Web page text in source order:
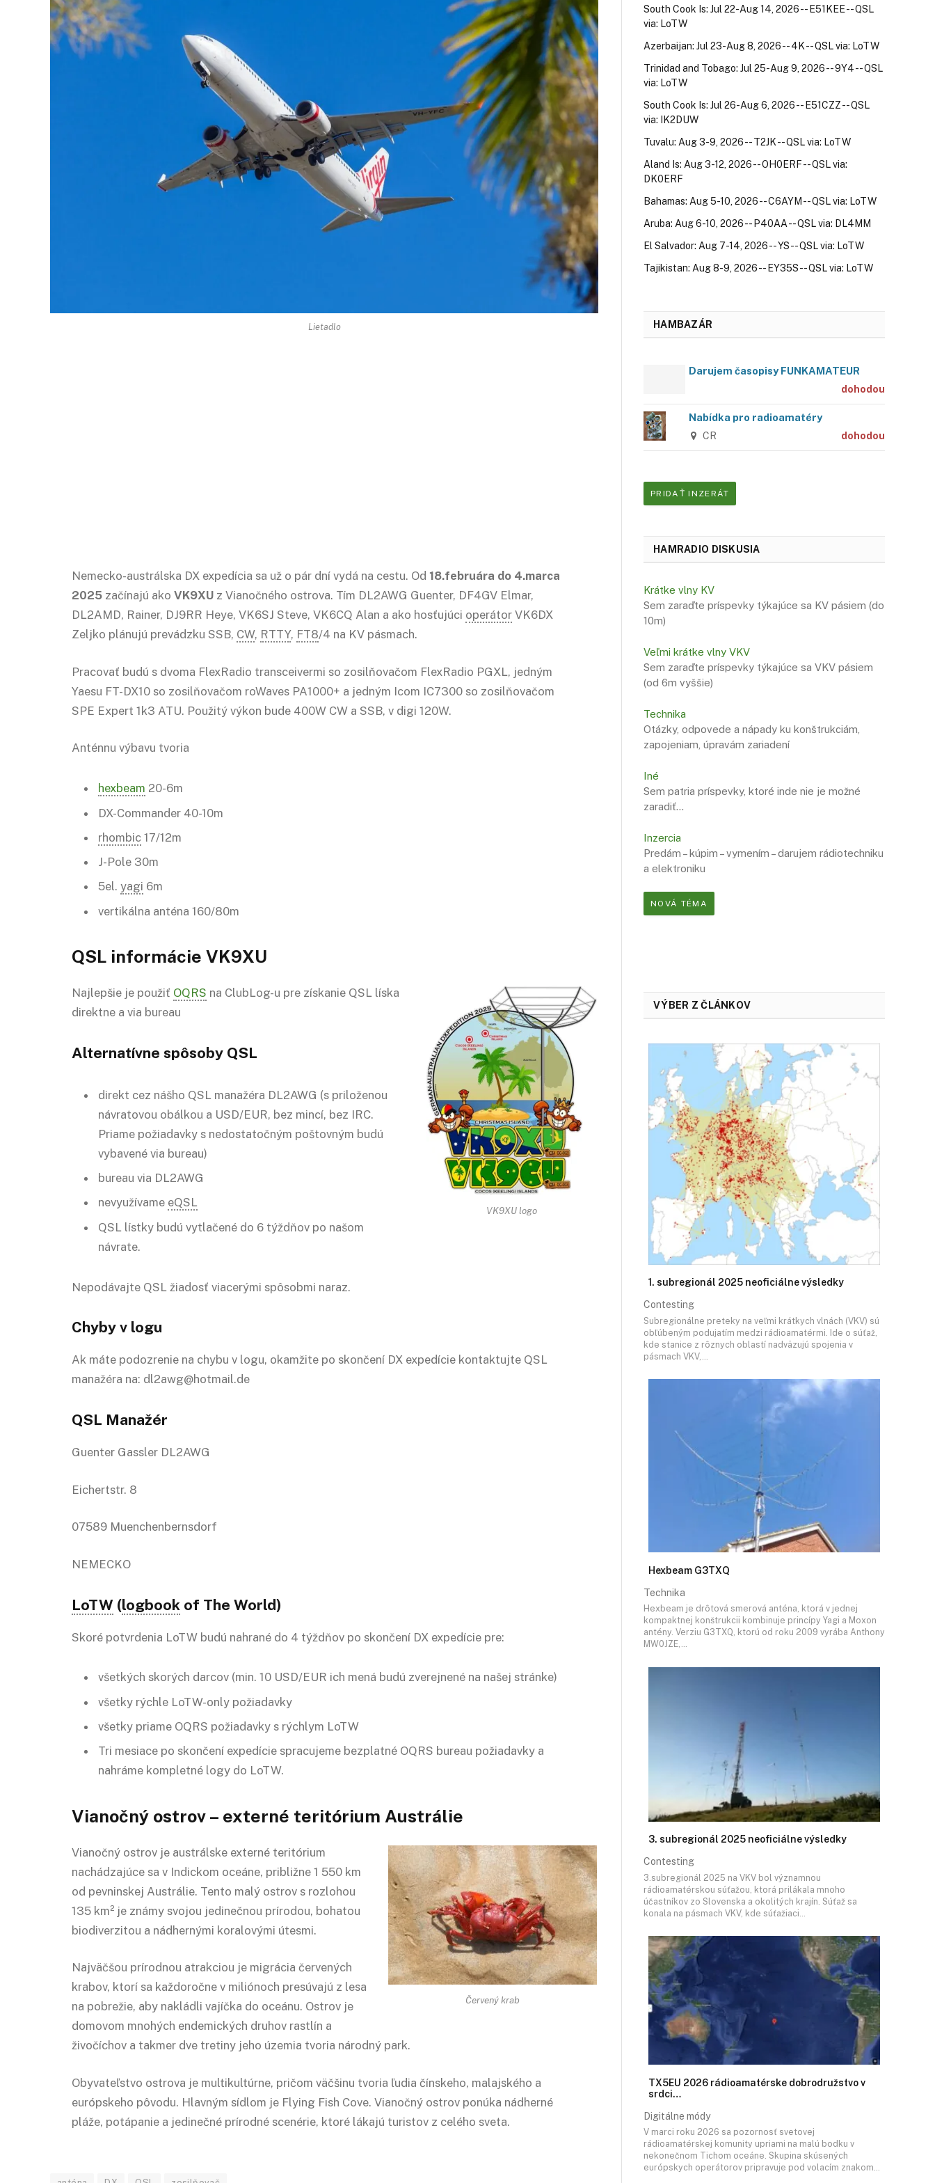
Lietadlo
Nemecko-austrálska DX expedícia sa už o pár dní vydá na cestu. Od 18.februára do 4.marca
2025 začínajú ako VK9XU z Vianočného ostrova. Tím DL2AWG Guenter, DF4GV Elmar,
DL2AMD, Rainer, DJ9RR Heye, VK6SJ Steve, VK6CQ Alan a ako hosťujúci operátor VK6DX
Zeljko plánujú prevádzku SSB, CW, RTTY, FT8/4 na KV pásmach.
Pracovať budú s dvoma FlexRadio transceivermi so zosilňovačom FlexRadio PGXL, jedným
Yaesu FT-DX10 so zosilňovačom roWaves PA1000+ a jedným Icom IC7300 so zosilňovačom
SPE Expert 1k3 ATU. Použitý výkon bude 400W CW a SSB, v digi 120W.
Anténnu výbavu tvoria
hexbeam 20-6m
DX-Commander 40-10m
rhombic 17/12m
J-Pole 30m
5el. yagi 6m
vertikálna anténa 160/80m
QSL informácie VK9XU
VK9XU logo
Najlepšie je použiť OQRS na ClubLog-u pre získanie QSL líska
direktne a via bureau
Alternatívne spôsoby QSL
direkt cez nášho QSL manažéra DL2AWG (s priloženou
návratovou obálkou a USD/EUR, bez mincí, bez IRC.
Priame požiadavky s nedostatočným poštovným budú
vybavené via bureau)
bureau via DL2AWG
nevyužívame eQSL
QSL lístky budú vytlačené do 6 týždňov po našom
návrate.
Nepodávajte QSL žiadosť viacerými spôsobmi naraz.
Chyby v logu
Ak máte podozrenie na chybu v logu, okamžite po skončení DX expedície kontaktujte QSL
manažéra na: dl2awg@hotmail.de
QSL Manažér
Guenter Gassler DL2AWG
Eichertstr. 8
07589 Muenchenbernsdorf
NEMECKO
LoTW (logbook of The World)
Skoré potvrdenia LoTW budú nahrané do 4 týždňov po skončení DX expedície pre:
všetkých skorých darcov (min. 10 USD/EUR ich mená budú zverejnené na našej stránke)
všetky rýchle LoTW-only požiadavky
všetky priame OQRS požiadavky s rýchlym LoTW
Tri mesiace po skončení expedície spracujeme bezplatné OQRS bureau požiadavky a
nahráme kompletné logy do LoTW.
Vianočný ostrov – externé teritórium Austrálie
Červený krab
Vianočný ostrov je austrálske externé teritórium
nachádzajúce sa v Indickom oceáne, približne 1 550 km
od pevninskej Austrálie. Tento malý ostrov s rozlohou
135 km² je známy svojou jedinečnou prírodou, bohatou
biodiverzitou a nádhernými koralovými útesmi.
Najväčšou prírodnou atrakciou je migrácia červených
krabov, ktorí sa každoročne v miliónoch presúvajú z lesa
na pobrežie, aby nakládli vajíčka do oceánu. Ostrov je
domovom mnohých endemických druhov rastlín a
živočíchov a takmer dve tretiny jeho územia tvoria národný park.
Obyvateľstvo ostrova je multikultúrne, pričom väčšinu tvoria ľudia čínskeho, malajského a
európskeho pôvodu. Hlavným sídlom je Flying Fish Cove. Vianočný ostrov ponúka nádherné
pláže, potápanie a jedinečné prírodné scenérie, ktoré lákajú turistov z celého sveta.
South Cook Is: Jul 22-Aug 14, 2026 -- E51KEE -- QSL
via: LoTW
Azerbaijan: Jul 23-Aug 8, 2026 -- 4K -- QSL via: LoTW
Trinidad and Tobago: Jul 25-Aug 9, 2026 -- 9Y4 -- QSL
via: LoTW
South Cook Is: Jul 26-Aug 6, 2026 -- E51CZZ -- QSL
via: IK2DUW
Tuvalu: Aug 3-9, 2026 -- T2JK -- QSL via: LoTW
Aland Is: Aug 3-12, 2026 -- OH0ERF -- QSL via:
DK0ERF
Bahamas: Aug 5-10, 2026 -- C6AYM -- QSL via: LoTW
Aruba: Aug 6-10, 2026 -- P40AA -- QSL via: DL4MM
El Salvador: Aug 7-14, 2026 -- YS -- QSL via: LoTW
Tajikistan: Aug 8-9, 2026 -- EY35S -- QSL via: LoTW
HAMBAZÁR
Darujem časopisy FUNKAMATEUR
dohodou
Nabídka pro radioamatéry
CR dohodou
PRIDAŤ INZERÁT
HAMRADIO DISKUSIA
Krátke vlny KV
Sem zaraďte príspevky týkajúce sa KV pásiem (do
10m)
Veľmi krátke vlny VKV
Sem zaraďte príspevky týkajúce sa VKV pásiem
(od 6m vyššie)
Technika
Otázky, odpovede a nápady ku konštrukciám,
zapojeniam, úpravám zariadení
Iné
Sem patria príspevky, ktoré inde nie je možné
zaradiť…
Inzercia
Predám – kúpim – vymením – darujem rádiotechniku
a elektroniku
NOVÁ TÉMA
VÝBER Z ČLÁNKOV
1. subregionál 2025 neoficiálne výsledky
Contesting
Subregionálne preteky na veľmi krátkych vlnách (VKV) sú
obľúbeným podujatím medzi rádioamatérmi. Ide o súťaž,
kde stanice z rôznych oblastí nadväzujú spojenia v
pásmach VKV,…
Hexbeam G3TXQ
Technika
Hexbeam je drôtová smerová anténa, ktorá v jednej
kompaktnej konštrukcii kombinuje princípy Yagi a Moxon
antény. Verziu G3TXQ, ktorú od roku 2009 vyrába Anthony
MW0JZE,…
3. subregionál 2025 neoficiálne výsledky
Contesting
3.subregionál 2025 na VKV bol významnou
rádioamatérskou súťažou, ktorá prilákala mnoho
účastníkov zo Slovenska a okolitých krajín. Súťaž sa
konala na pásmach VKV, kde súťažiaci…
TX5EU 2026 rádioamatérske dobrodružstvo v
srdci…
Digitálne módy
V marci roku 2026 sa pozornosť svetovej
rádioamatérskej komunity upriami na malú bodku v
nekonečnom Tichom oceáne. Skupina skúsených
európskych operátorov pripravuje pod volacím znakom…